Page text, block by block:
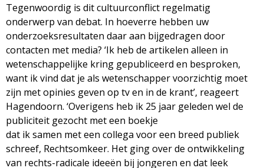
Tegenwoordig is dit cultuurconflict regelmatig
onderwerp van debat. In hoeverre hebben uw
onderzoeksresultaten daar aan bijgedragen door
contacten met media? ‘Ik heb de artikelen alleen in
wetenschappelijke kring gepubliceerd en besproken,
want ik vind dat je als wetenschapper voorzichtig moet
zijn met opinies geven op tv en in de krant’, reageert
Hagendoorn. ‘Overigens heb ik 25 jaar geleden wel de
publiciteit gezocht met een boekje
dat ik samen met een collega voor een breed publiek
schreef, Rechtsomkeer. Het ging over de ontwikkeling
van rechts-radicale ideeën bij jongeren en dat leek